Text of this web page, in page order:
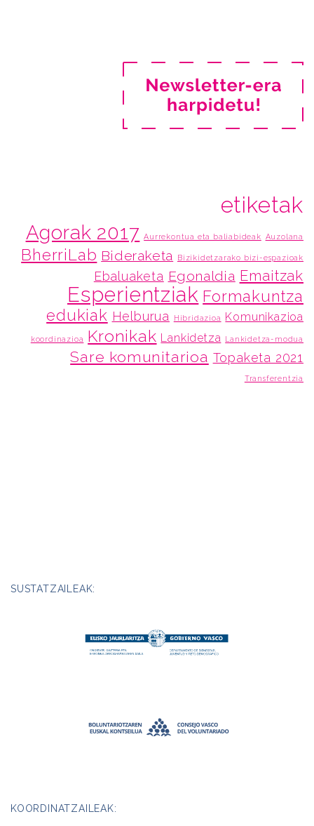
etiketak
Agorak 2017 Aurrekontua eta baliabideak Auzolana
BherriLab Bideraketa Bizikidetzarako bizi-espazioak
Ebaluaketa Egonaldia Emaitzak
Esperientziak Formakuntza
edukiak Helburua Hibridazioa Komunikazioa
koordinazioa Kronikak Lankidetza Lankidetza-modua
Sare komunitarioa Topaketa 2021
Transferentzia
SUSTATZAILEAK:
KOORDINATZAILEAK: